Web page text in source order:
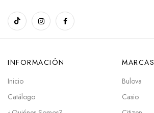
INFORMACIÓN
Inicio
Catálogo
MARCAS
Bulova
Casio